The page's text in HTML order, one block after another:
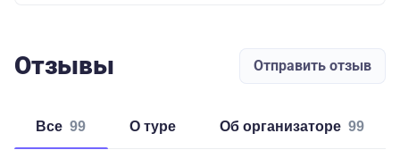
Отзывы Отправить отзыв
Все 99 о туре об организаторе 99